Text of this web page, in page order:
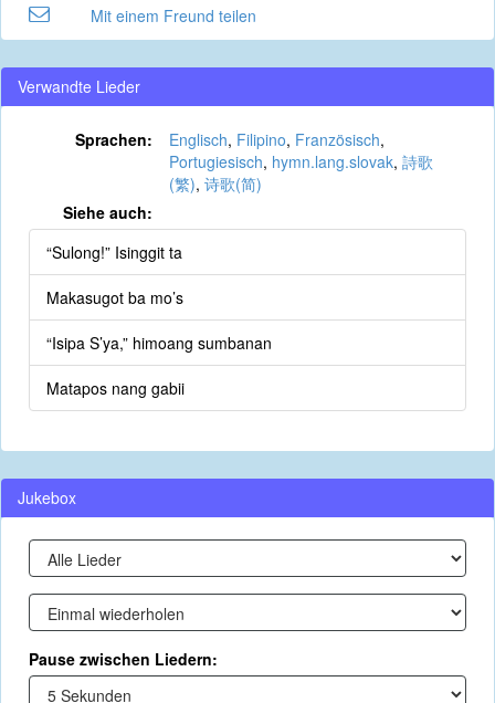
Mit einem Freund teilen
Verwandte Lieder
Sprachen: Englisch, Filipino, Französisch,
Portugiesisch, hymn.lang.slovak, 詩歌
(繁), 诗歌(简)
Siehe auch:
“Sulong!” Isinggit ta
Makasugot ba mo’s
“Isipa S’ya,” himoang sumbanan
Matapos nang gabii
Jukebox
Pause zwischen Liedern: